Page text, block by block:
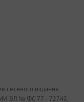
сетевого издания
ЭЛ № ФС 77 - 72742,